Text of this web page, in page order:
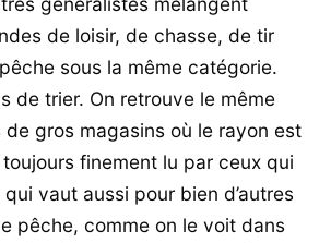
de loisir, de chasse, de tir
sous la même catégorie.
de trier. On retrouve le même
gros magasins où le rayon est
finement lu par ceux qui
qui vaut aussi pour bien d’autres
pêche, comme on le voit dans